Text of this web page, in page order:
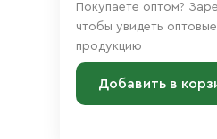
Покупаете оптом?
чтобы увидеть
продукцию
Добавить в